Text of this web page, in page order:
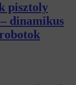
pisztoly
dinamikus